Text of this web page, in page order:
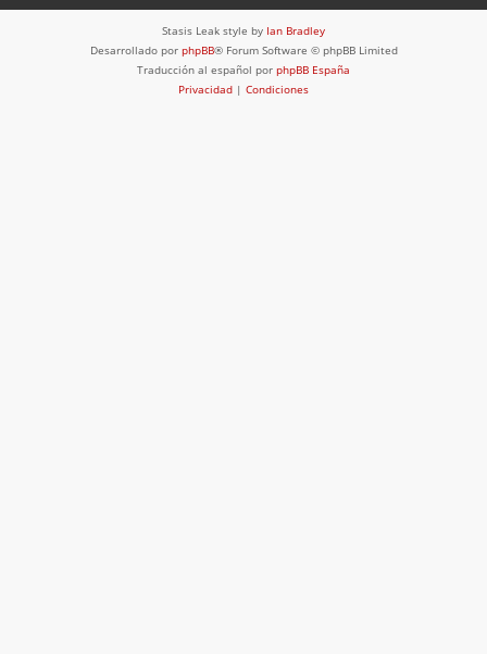
Stasis Leak style by Ian Bradley
Desarrollado por phpBB® Forum Software © phpBB Limited
Traducción al español por phpBB España
Privacidad | Condiciones